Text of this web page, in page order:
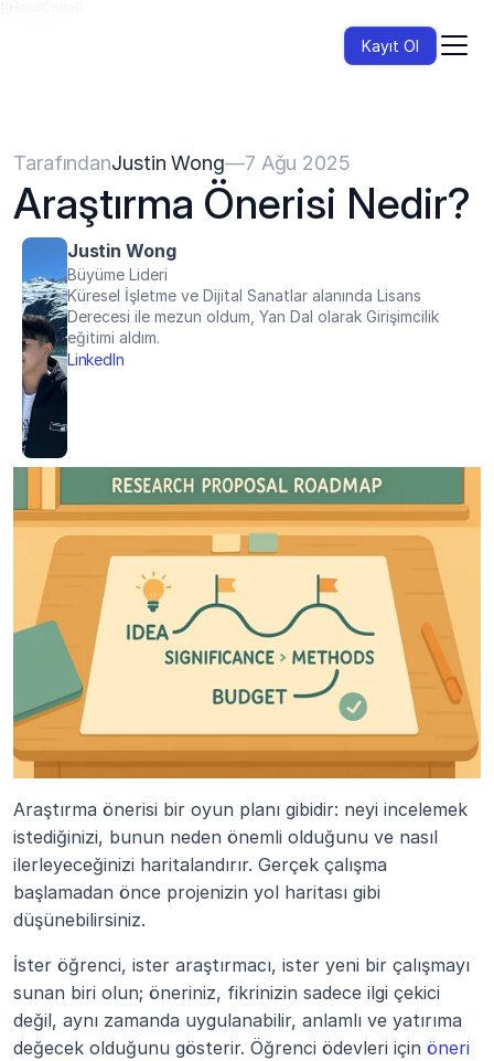
Kayıt Ol
TarafındanJustin Wong—7 Ağu 2025
Araştırma Önerisi Nedir?
Justin Wong
Büyüme Lideri
Küresel İşletme ve Dijital Sanatlar alanında Lisans
Derecesi ile mezun oldum, Yan Dal olarak Girişimcilik
eğitimi aldım.
LinkedIn
Araştırma önerisi bir oyun planı gibidir: neyi incelemek
istediğinizi, bunun neden önemli olduğunu ve nasıl
ilerleyeceğinizi haritalandırır. Gerçek çalışma
başlamadan önce projenizin yol haritası gibi
düşünebilirsiniz.
İster öğrenci, ister araştırmacı, ister yeni bir çalışmayı
sunan biri olun; öneriniz, fikrinizin sadece ilgi çekici
değil, aynı zamanda uygulanabilir, anlamlı ve yatırıma
değecek olduğunu gösterir. Öğrenci ödevleri için öneri